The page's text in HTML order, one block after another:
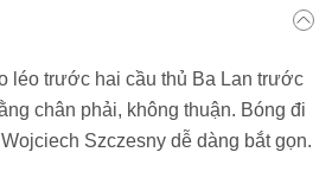
léo trước hai cầu thủ Ba Lan trước
chân phải, không thuận. Bóng đi
Szczesny dễ dàng bắt gọn.